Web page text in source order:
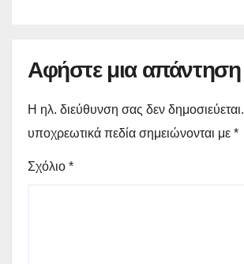
Αφήστε μια απάντηση
Η ηλ. διεύθυνση σας δεν δημοσιεύεται.
υποχρεωτικά πεδία σημειώνονται με *
Σχόλιο *